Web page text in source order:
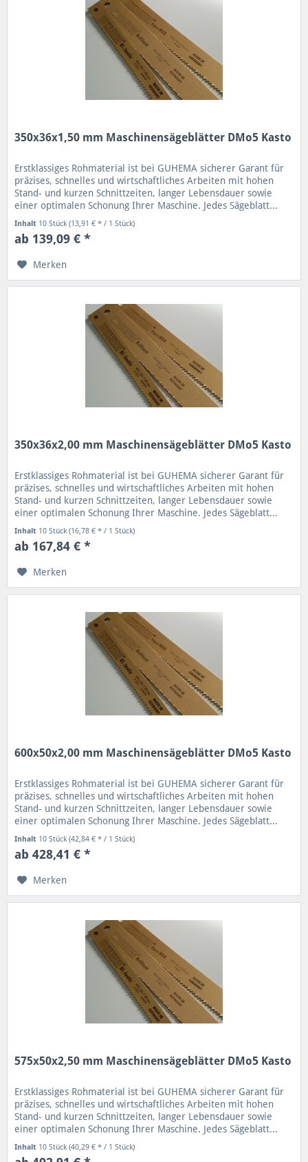
350x36x1,50 mm Maschinensägeblätter DMo5 Kasto
Erstklassiges Rohmaterial ist bei GUHEMA sicherer Garant für
präzises, schnelles und wirtschaftliches Arbeiten mit hohen
Stand- und kurzen Schnittzeiten, langer Lebensdauer sowie
einer optimalen Schonung Ihrer Maschine. Jedes Sägeblatt...
Inhalt 10 Stück(13,91 € * / 1 Stück)
ab 139,09 € *
Merken
350x36x2,00 mm Maschinensägeblätter DMo5 Kasto
Erstklassiges Rohmaterial ist bei GUHEMA sicherer Garant für
präzises, schnelles und wirtschaftliches Arbeiten mit hohen
Stand- und kurzen Schnittzeiten, langer Lebensdauer sowie
einer optimalen Schonung Ihrer Maschine. Jedes Sägeblatt...
Inhalt 10 Stück(16,78 € * / 1 Stück)
ab 167,84 € *
Merken
600x50x2,00 mm Maschinensägeblätter DMo5 Kasto
Erstklassiges Rohmaterial ist bei GUHEMA sicherer Garant für
präzises, schnelles und wirtschaftliches Arbeiten mit hohen
Stand- und kurzen Schnittzeiten, langer Lebensdauer sowie
einer optimalen Schonung Ihrer Maschine. Jedes Sägeblatt...
Inhalt 10 Stück(42,84 € * / 1 Stück)
ab 428,41 € *
Merken
575x50x2,50 mm Maschinensägeblätter DMo5 Kasto
Erstklassiges Rohmaterial ist bei GUHEMA sicherer Garant für
präzises, schnelles und wirtschaftliches Arbeiten mit hohen
Stand- und kurzen Schnittzeiten, langer Lebensdauer sowie
einer optimalen Schonung Ihrer Maschine. Jedes Sägeblatt...
Inhalt 10 Stück(40,29 € * / 1 Stück)